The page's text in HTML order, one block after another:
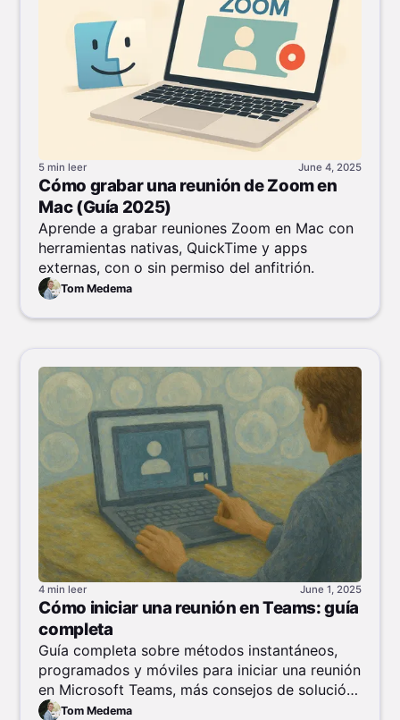
5 min leer June 4, 2025
Cómo grabar una reunión de Zoom en
Mac (Guía 2025)
Aprende a grabar reuniones Zoom en Mac con
herramientas nativas, QuickTime y apps
externas, con o sin permiso del anfitrión.
Tom Medema
4 min leer June 1, 2025
Cómo iniciar una reunión en Teams: guía
completa
Guía completa sobre métodos instantáneos,
programados y móviles para iniciar una reunión
en Microsoft Teams, más consejos de solución
de problemas y gestión de participantes.
Tom Medema